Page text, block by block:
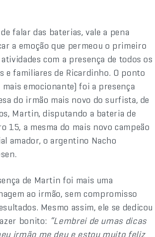
falar das baterias, vale a pena
a emoção que permeou o primeiro
com a presença de todos os
e familiares de Ricardinho. O ponto
mais emocionante) foi a presença
do irmão mais novo do surfista, de
Martin, disputando a bateria de
15, a mesma do mais novo campeão
amador, o argentino Nacho
de Martin foi mais uma
ao irmão, sem compromisso
Mesmo assim, ele se dedicou
bonito: “Lembrei de umas dicas
irmão me deu e estou muito feliz